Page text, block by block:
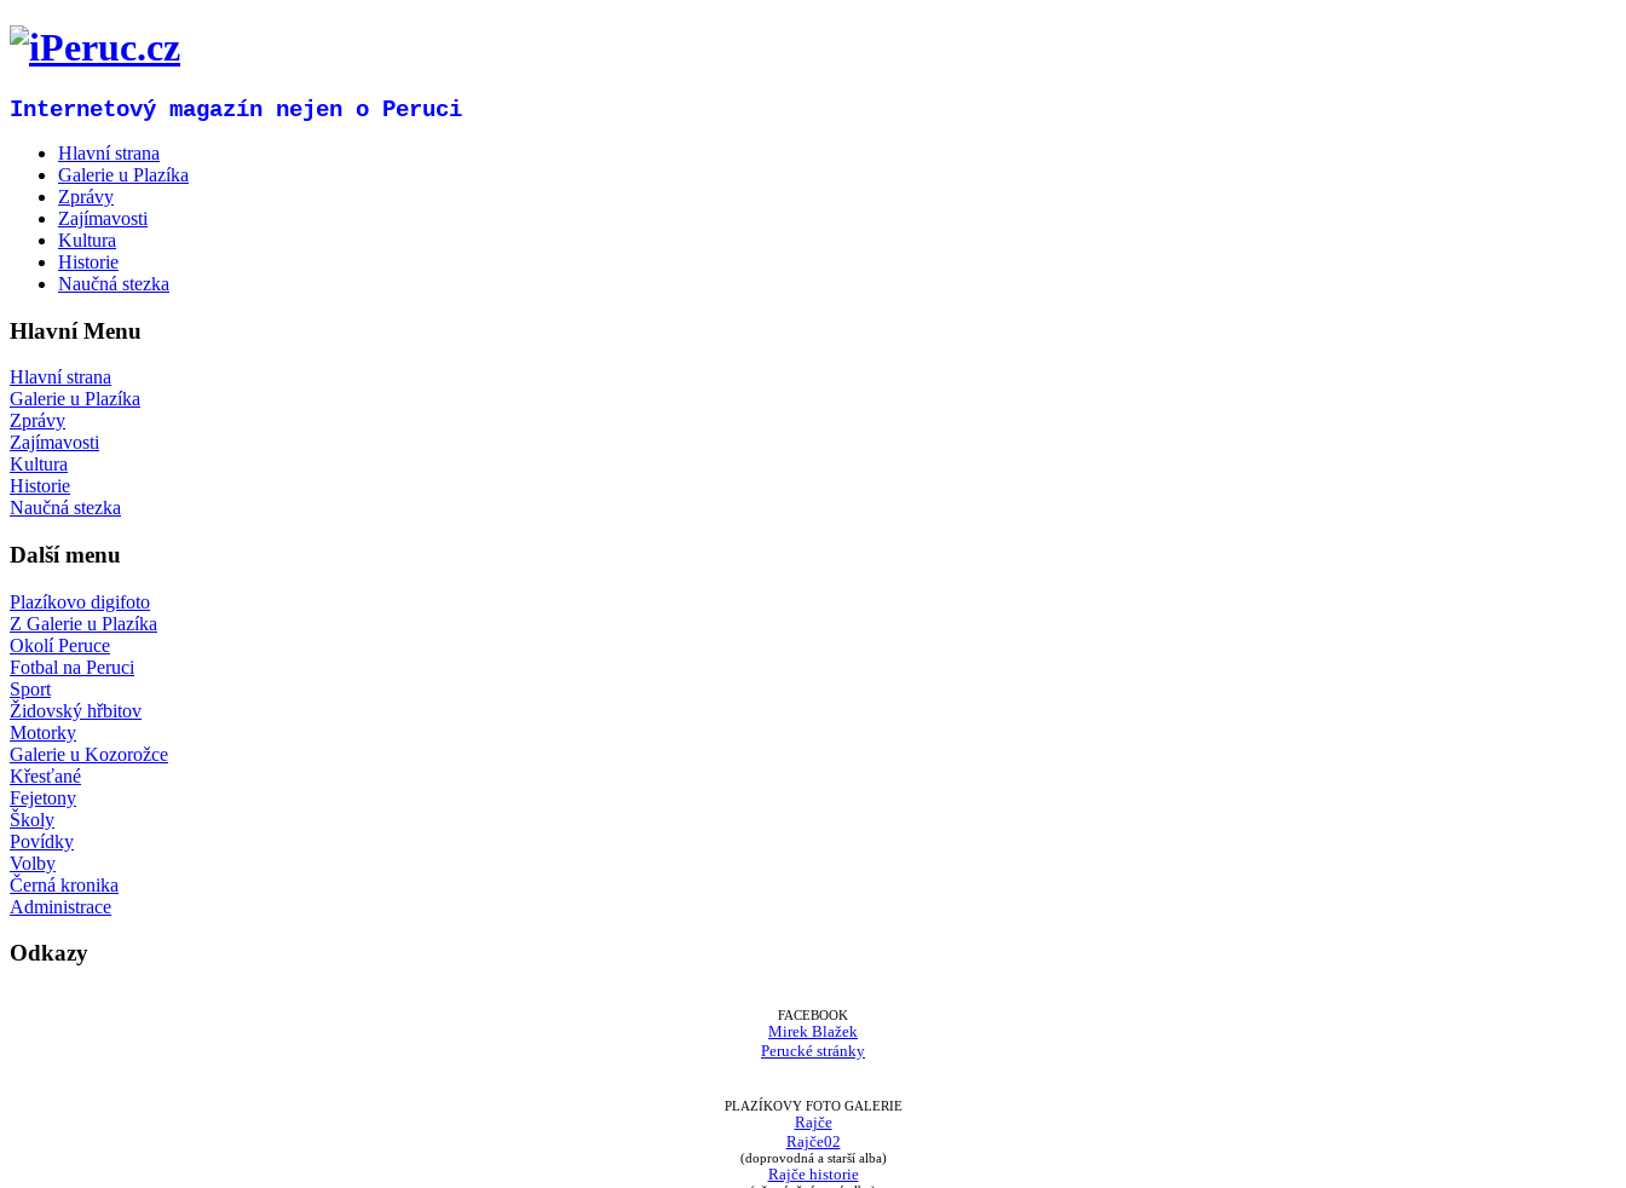
Internetový magazín nejen o Peruci
Hlavní strana
Galerie u Plazíka
Zprávy
Zajímavosti
Kultura
Historie
Naučná stezka
Hlavní Menu
Hlavní strana
Galerie u Plazíka
Zprávy
Zajímavosti
Kultura
Historie
Naučná stezka
Další menu
Plazíkovo digifoto
Z Galerie u Plazíka
Okolí Peruce
Fotbal na Peruci
Sport
Židovský hřbitov
Motorky
Galerie u Kozorožce
Křesťané
Fejetony
Školy
Povídky
Volby
Černá kronika
Administrace
Odkazy
FACEBOOK
Mirek Blažek
Perucké stránky
PLAZÍKOVY FOTO GALERIE
Rajče
Rajče02
(doprovodná a starší alba)
Rajče historie